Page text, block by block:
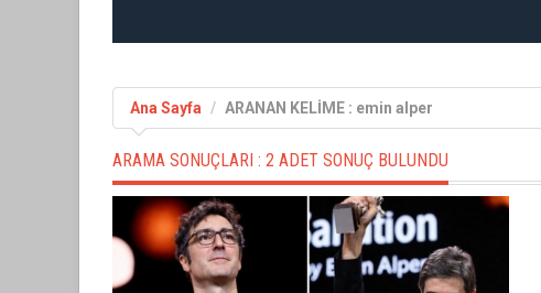
Ana Sayfa ARANAN KELİME : emin alper
ARAMA SONUÇLARI : 2 ADET SONUÇ BULUNDU